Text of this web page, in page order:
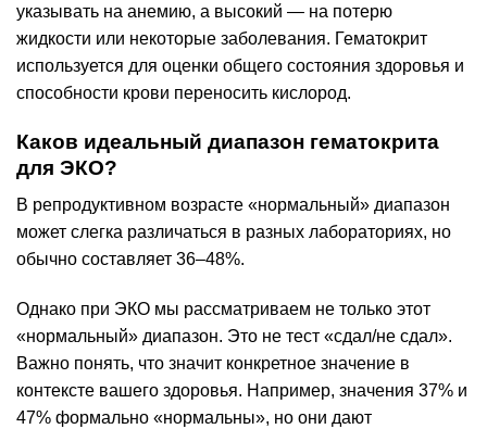
указывать на анемию, а высокий — на потерю
жидкости или некоторые заболевания. Гематокрит
используется для оценки общего состояния здоровья и
способности крови переносить кислород.
Каков идеальный диапазон гематокрита
для ЭКО?
В репродуктивном возрасте «нормальный» диапазон
может слегка различаться в разных лабораториях, но
обычно составляет 36–48%.
Однако при ЭКО мы рассматриваем не только этот
«нормальный» диапазон. Это не тест «сдал/не сдал».
Важно понять, что значит конкретное значение в
контексте вашего здоровья. Например, значения 37% и
47% формально «нормальны», но они дают